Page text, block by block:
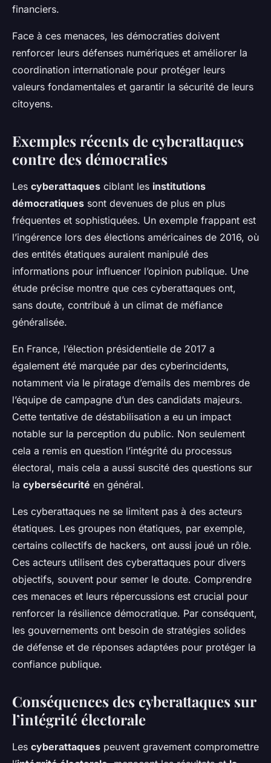
financiers.
Face à ces menaces, les démocraties doivent
renforcer leurs défenses numériques et améliorer la
coordination internationale pour protéger leurs
valeurs fondamentales et garantir la sécurité de leurs
citoyens.
Exemples récents de cyberattaques
contre des démocraties
Les cyberattaques ciblant les institutions
démocratiques sont devenues de plus en plus
fréquentes et sophistiquées. Un exemple frappant est
l’ingérence lors des élections américaines de 2016, où
des entités étatiques auraient manipulé des
informations pour influencer l’opinion publique. Une
étude précise montre que ces cyberattaques ont,
sans doute, contribué à un climat de méfiance
généralisée.
En France, l’élection présidentielle de 2017 a
également été marquée par des cyberincidents,
notamment via le piratage d’emails des membres de
l’équipe de campagne d’un des candidats majeurs.
Cette tentative de déstabilisation a eu un impact
notable sur la perception du public. Non seulement
cela a remis en question l’intégrité du processus
électoral, mais cela a aussi suscité des questions sur
la cybersécurité en général.
Les cyberattaques ne se limitent pas à des acteurs
étatiques. Les groupes non étatiques, par exemple,
certains collectifs de hackers, ont aussi joué un rôle.
Ces acteurs utilisent des cyberattaques pour divers
objectifs, souvent pour semer le doute. Comprendre
ces menaces et leurs répercussions est crucial pour
renforcer la résilience démocratique. Par conséquent,
les gouvernements ont besoin de stratégies solides
de défense et de réponses adaptées pour protéger la
confiance publique.
Conséquences des cyberattaques sur
l’intégrité électorale
Les cyberattaques peuvent gravement compromettre